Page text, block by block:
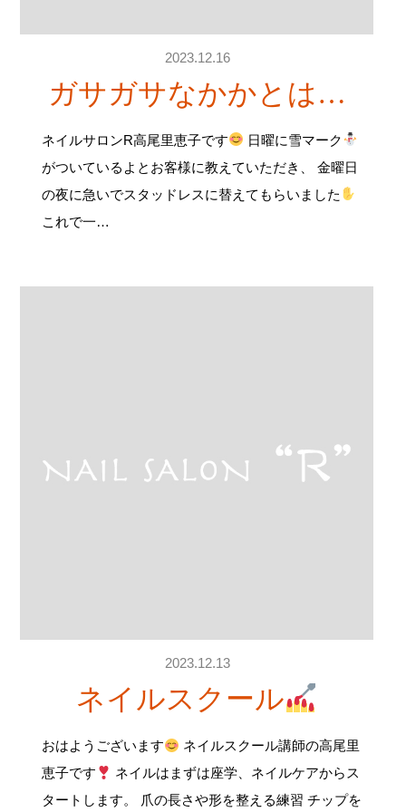
2023.12.16
ガサガサなかかとは…
ネイルサロンR高尾里恵子です
日曜に雪マーク
がついているよとお客様に教えていただき、 金曜日
の夜に急いでスタッドレスに替えてもらいました
これで一…
2023.12.13
ネイルスクール
おはようございます
ネイルスクール講師の高尾里
恵子です
ネイルはまずは座学、ネイルケアからス
タートします。 爪の長さや形を整える練習 チップを